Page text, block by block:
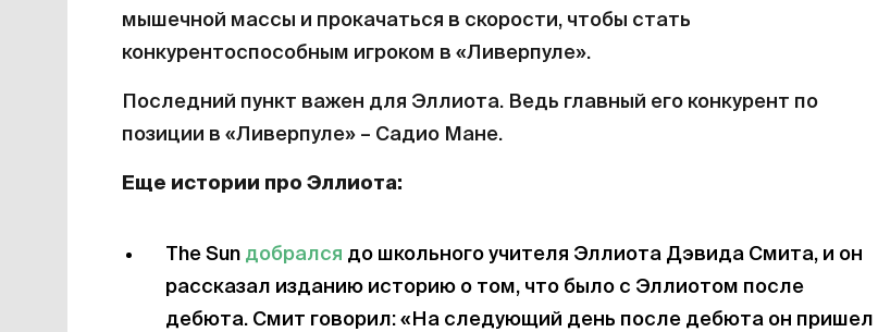
мышечной массы и прокачаться в скорости, чтобы стать
конкурентоспособным игроком в «Ливерпуле».
Последний пункт важен для Эллиота. Ведь главный его конкурент по
позиции в «Ливерпуле» – Садио Мане.
Еще истории про Эллиота:
The Sun добрался до школьного учителя Эллиота Дэвида Смита, и он
рассказал изданию историю о том, что было с Эллиотом после
дебюта. Смит говорил: «На следующий день после дебюта он пришел